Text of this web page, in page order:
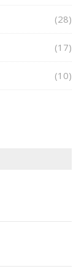
(28)
(17)
(10)